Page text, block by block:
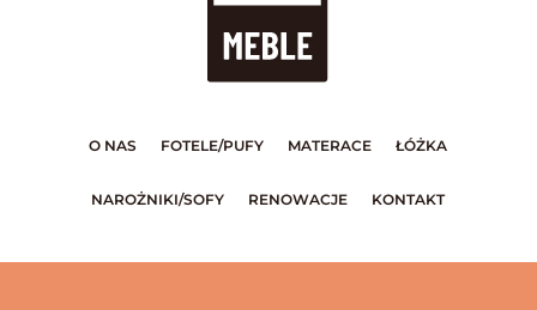
O NAS FOTELE/PUFY MATERACE ŁÓŻKA
NAROŻNIKI/SOFY RENOWACJE KONTAKT